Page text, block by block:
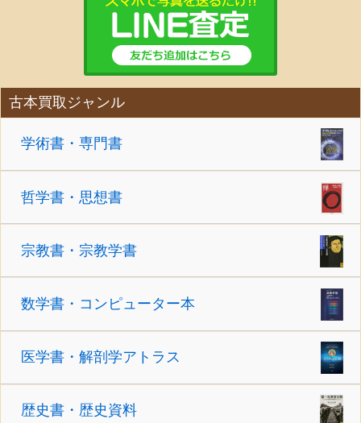
古本買取ジャンル
学術書・専門書
哲学書・思想書
宗教書・宗教学書
数学書・コンピューター本
医学書・解剖学アトラス
歴史書・歴史資料